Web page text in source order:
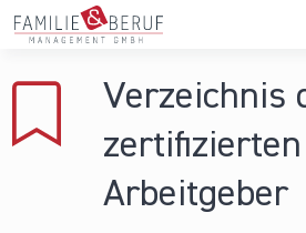
Direkt zum Inhalt
Gemeinden
Verzeichnis
zertifizierten
Arbeitgeber